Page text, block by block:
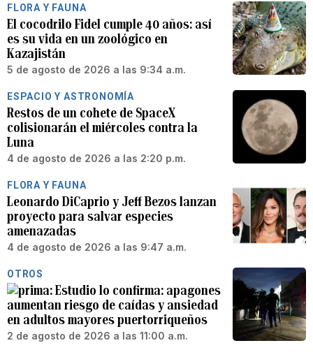
FLORA Y FAUNA
El cocodrilo Fidel cumple 40 años: así
es su vida en un zoológico en
Kazajistán
5 de agosto de 2026 a las 9:34 a.m.
ESPACIO Y ASTRONOMÍA
Restos de un cohete de SpaceX
colisionarán el miércoles contra la
Luna
4 de agosto de 2026 a las 2:20 p.m.
FLORA Y FAUNA
Leonardo DiCaprio y Jeff Bezos lanzan
proyecto para salvar especies
amenazadas
4 de agosto de 2026 a las 9:47 a.m.
OTROS
Estudio lo confirma: apagones
aumentan riesgo de caídas y ansiedad
en adultos mayores puertorriqueños
2 de agosto de 2026 a las 11:00 a.m.